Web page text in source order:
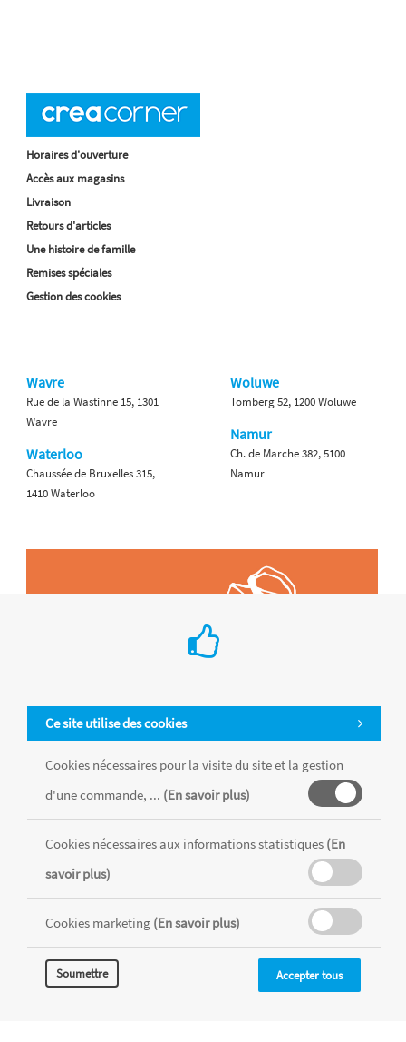
Ce site utilise des cookies
Cookies nécessaires pour la visite du site et la gestion
d'une commande, ... (En savoir plus)
Cookies nécessaires aux informations statistiques (En
savoir plus)
Cookies marketing (En savoir plus)
Soumettre Accepter tous
Horaires d'ouverture
Accès aux magasins
Livraison
Retours d'articles
Une histoire de famille
Remises spéciales
Gestion des cookies
Wavre
Rue de la Wastinne 15, 1301
Wavre
Waterloo
Chaussée de Bruxelles 315,
1410 Waterloo
Woluwe
Tomberg 52, 1200 Woluwe
Namur
Ch. de Marche 382, 5100
Namur
Tous les produits sont vendus dans la limite des stocks disponibles de
chaque magasin, toutes taxes comprises.
MENTIONS LÉGALES CONDITIONS GÉNÉRALES